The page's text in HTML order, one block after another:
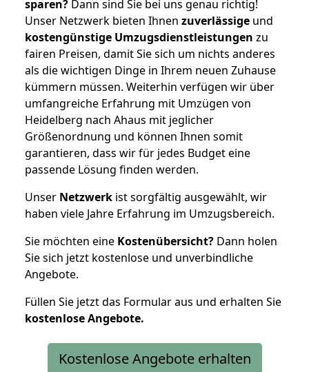
sparen? Dann sind Sie bei uns genau richtig!
Unser Netzwerk bieten Ihnen zuverlässige und
kostengünstige Umzugsdienstleistungen zu
fairen Preisen, damit Sie sich um nichts anderes
als die wichtigen Dinge in Ihrem neuen Zuhause
kümmern müssen. Weiterhin verfügen wir über
umfangreiche Erfahrung mit Umzügen von
Heidelberg nach Ahaus mit jeglicher
Größenordnung und können Ihnen somit
garantieren, dass wir für jedes Budget eine
passende Lösung finden werden.
Unser Netzwerk ist sorgfältig ausgewählt, wir
haben viele Jahre Erfahrung im Umzugsbereich.
Sie möchten eine Kostenübersicht? Dann holen
Sie sich jetzt kostenlose und unverbindliche
Angebote.
Füllen Sie jetzt das Formular aus und erhalten Sie
kostenloseAngebote.
Kostenlose Angebote erhalten